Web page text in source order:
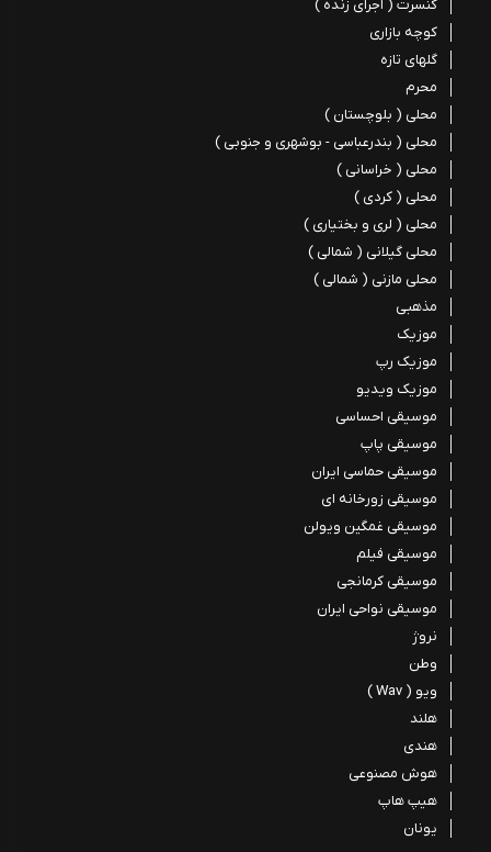
کنسرت ( اجرای زنده )
کوچه بازاری
گلهای تازه
محرم
محلی ( بلوچستان )
محلی ( بندرعباسی - بوشهری و جنوبی )
محلی ( خراسانی )
محلی ( کردی )
محلی ( لری و بختیاری )
محلی گیلانی ( شمالی )
محلی مازنی ( شمالی )
مذهبی
موزیک
موزیک رپ
موزیک ویدیو
موسیقی احساسی
موسیقی پاپ
موسیقی حماسی ایران
موسیقی زورخانه ای
موسیقی غمگین ویولن
موسیقی فیلم
موسیقی کرمانجی
موسیقی نواحی ایران
نروژ
وطن
ویو ( Wav )
هلند
هندی
هوش مصنوعی
هیپ هاپ
یونان